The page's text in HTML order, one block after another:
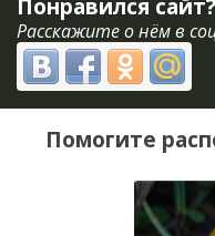
Понравился сайт?
Расскажите о нём в
Помогите